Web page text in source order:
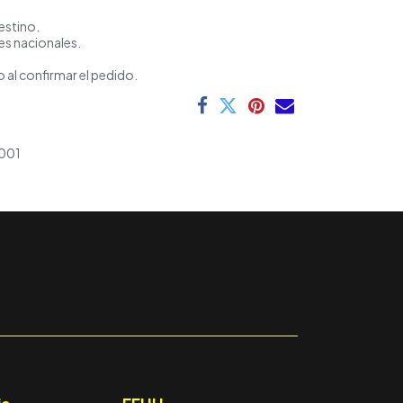
nacionales.
confirmar el pedido.